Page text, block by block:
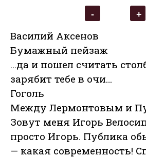
Василий Аксенов
Бумажный пейзаж
…да и пошел считать
зарябит тебе в очи…
Гоголь
Между Лермонтовым и
Зовут меня Игорь
просто Игорь. Публика
— какая современность!